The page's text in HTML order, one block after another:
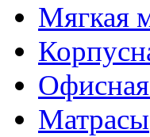
Мягкая
Матрасы